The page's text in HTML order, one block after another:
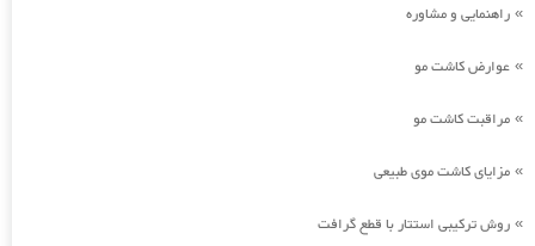
» راهنمایی و مشاوره
» عوارض کاشت مو
» مراقبت کاشت مو
» مزایای کاشت موی طبیعی
» روش ترکیبی استتار با قطع گرافت